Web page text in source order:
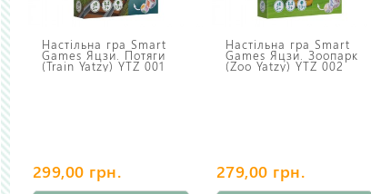
Настільна гра Smart
Games Яцзи. Потяги
(Train Yatzy) YTZ 001
299,00 грн.
Настільна гра Smart
Games Яцзи. Зоопарк
(Zoo Yatzy) YTZ 002
279,00 грн.